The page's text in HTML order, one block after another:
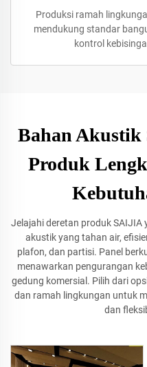
Produksi ramah
mendukung standar
kontrol
Bahan
Produk
Jelajahi deretan produk SAIJIA
akustik yang tahan air,
plafon, dan partisi. Panel
menawarkan pengurangan
gedung komersial. Pilih dari
dan ramah lingkungan untuk
dan